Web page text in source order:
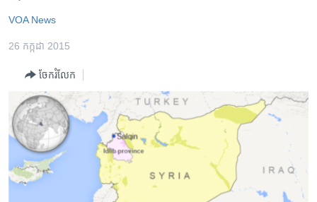
ទំព័រ​
ព័ត៌មាន​​
ចូល​
រចនា
ព្រឹត្តិការណ៍ព័ត៌មាន
ទូរទស្សន៍ / វីដេអូ​
វិទ្យុ / ផតខាសថ៍
កម្មវិធីទាំងអស់
VOA News
26 កក្កដា 2015
ចែករំលែក